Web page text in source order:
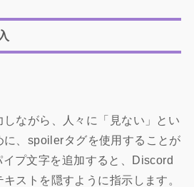
しながら、人々に「見ない」とい
に、spoilerタグを使用することが
イプ文字を追加すると、Discord
ストを隠すように指示します。